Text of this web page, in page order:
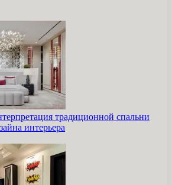
традиционной спальни
интерьера